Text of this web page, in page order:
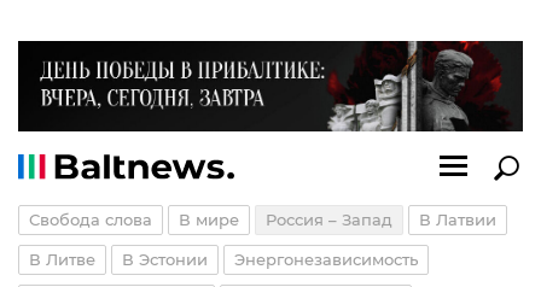
Свобода слова В мире Россия – Запад В Латвии
В Литве В Эстонии Энергонезависимость